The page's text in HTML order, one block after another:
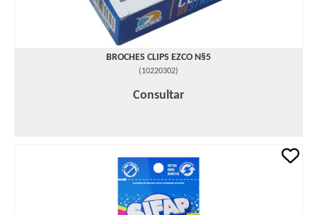
BROCHES CLIPS EZCO N§5
(10220302)
Consultar